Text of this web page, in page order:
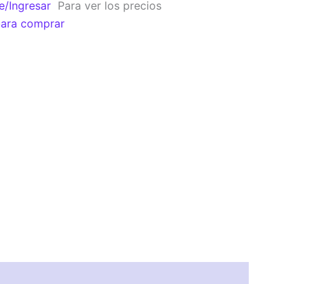
Ingresar Para ver los precios
comprar